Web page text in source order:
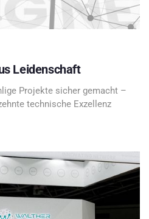
Leidenschaft
Projekte sicher gemacht –
technische Exzellenz